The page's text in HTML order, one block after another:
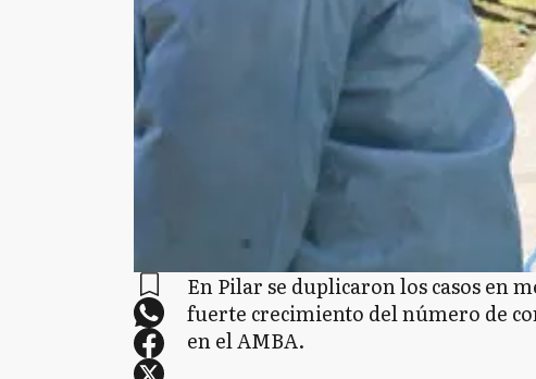
En Pilar se duplicaron los casos en
fuerte crecimiento del número de
en el AMBA.